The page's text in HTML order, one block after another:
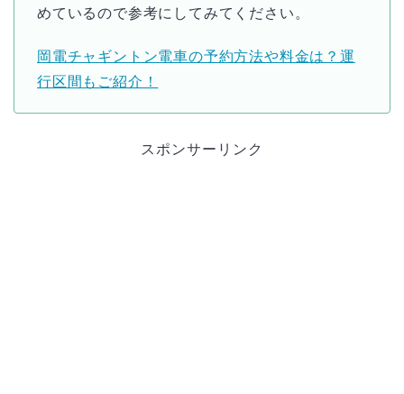
めているので参考にしてみてください。
岡電チャギントン電車の予約方法や料金は？運
行区間もご紹介！
スポンサーリンク